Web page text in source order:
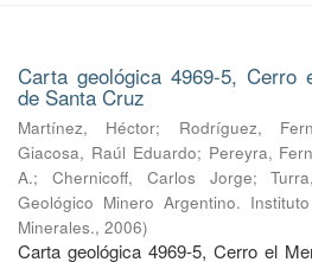
Carta geológica 4969-5, Cerro
de Santa Cruz
Martínez, Héctor; Rodríguez,
Giacosa, Raúl Eduardo; Pereyra,
A.; Chernicoff, Carlos Jorge;
Geológico Minero Argentino.
Minerales., 2006)
Carta geológica 4969-5, Cerro el